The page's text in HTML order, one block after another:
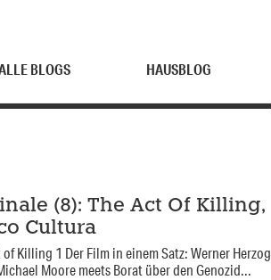
BLOGS HAUSBLOG
(8): The Act Of Killing,
Cultura
of Killing 1 Der Film in einem Satz: Werner Herzog
Moore meets Borat über den Genozid...